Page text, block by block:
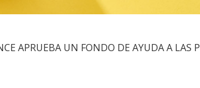
APRUEBA UN FONDO DE AYUDA A LAS